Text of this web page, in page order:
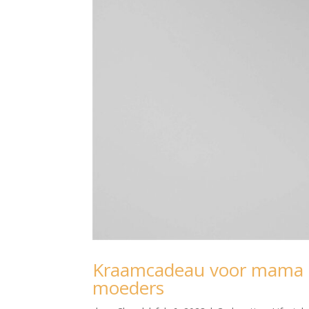
Kraamcadeau voor
moeders